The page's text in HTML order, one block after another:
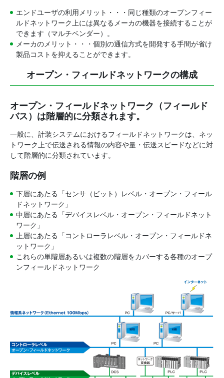
エンドユーザの利用メリット・・・同じ種類のオープンフィー
ルドネットワーク上には異なるメーカの機器を接続することが
できます（マルチベンダー）。
メーカのメリット・・・個別の通信方式を開発する手間が省け
製品コストを抑えることができます。
オープン・フィールドネットワークの構成
オープン・フィールドネットワーク（フィールド
バス）は階層的に分類されます。
一般に、計装システムにおけるフィールドネットワークは、ネッ
トワーク上で伝送される情報の内容や量・伝送スピードなどに対
して階層的に分類されています。
階層の例
下層にあたる「センサ（ビット）レベル・オープン・フィール
ドネットワーク」
中層にあたる「デバイスレベル・オープン・フィールドネット
ワーク」
上層にあたる「コントローラレベル・オープン・フィールドネ
ットワーク」
これらの単階層あるいは複数の階層をカバーする各種のオープ
ンフィールドネットワーク